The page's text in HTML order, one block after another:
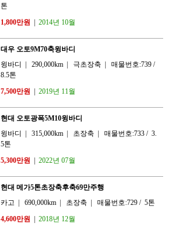
톤
1,800만원 | 2014년 10월
대우 오토9M70축윙바디
윙바디 | 290,000km | 극초장축 | 매물번호:739 /
8.5톤
7,500만원 | 2019년 11월
현대 오토광폭5M10윙바디
윙바디 | 315,000km | 초장축 | 매물번호:733 / 3.
5톤
5,300만원 | 2022년 07월
현대 메가5톤초장축후축69만주행
카고 | 690,000km | 초장축 | 매물번호:729 / 5톤
4,600만원 | 2018년 12월